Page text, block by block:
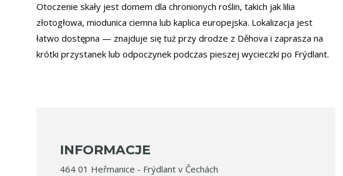
Otoczenie skały jest domem dla chronionych roślin, takich jak lilia
złotogłowa, miodunica ciemna lub kaplica europejska. Lokalizacja jest
łatwo dostępna — znajduje się tuż przy drodze z Děhova i zaprasza na
krótki przystanek lub odpoczynek podczas pieszej wycieczki po Frýdlant.
INFORMACJE
464 01 Heřmanice - Frýdlant v Čechách